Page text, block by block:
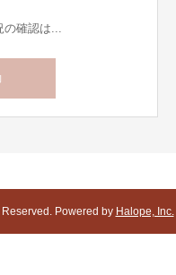
確認は...
Powered by Halope, Inc.